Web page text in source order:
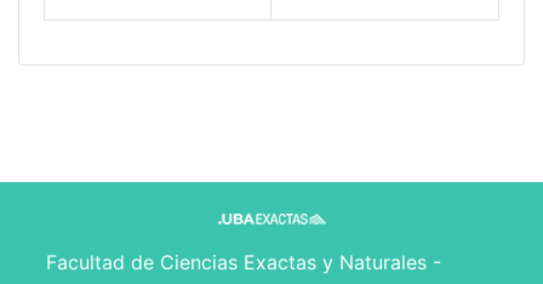
Facultad de Ciencias Exactas y Naturales -